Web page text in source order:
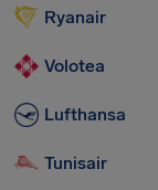
Ryanair
Volotea
Lufthansa
Tunisair